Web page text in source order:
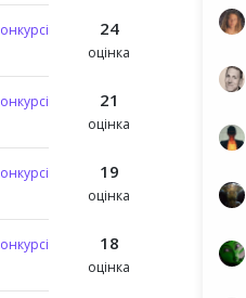
24
оцінка
21
оцінка
19
оцінка
18
оцінка